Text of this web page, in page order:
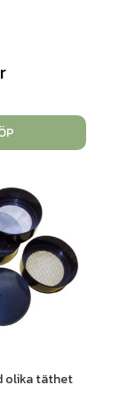
olika täthet